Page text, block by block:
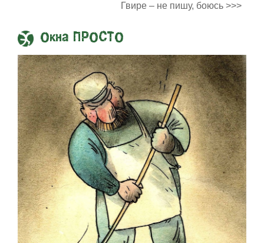
Гвире – не пишу, боюсь >>>
Окна ПРОСТО